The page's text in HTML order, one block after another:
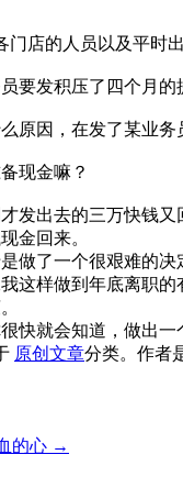
门店的人员以及平时
要发积压了四个月的
原因，在发了某业
现金嘛？
发出去的三万快钱又
金回来。
做了一个很艰难的决
这样做到年底离职
快就会知道，做出一
原创文章分类。 作者
的心 →